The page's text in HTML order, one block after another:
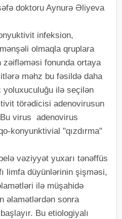
doktoru Aynurə Əliyeva
infeksion,
olmaqla qruplara
zəifləməsi fonunda ortaya
məhz bu fəsildə daha
ilə seçilən
törədicisi adenovirusun
virus adenovirus
konyunktivial "qızdırma"
vəziyyət yuxarı tənəffüs
limfa düyünlərinin şişməsi,
ilə müşahidə
əlamətlərdən sonra
Bu etiologiyalı